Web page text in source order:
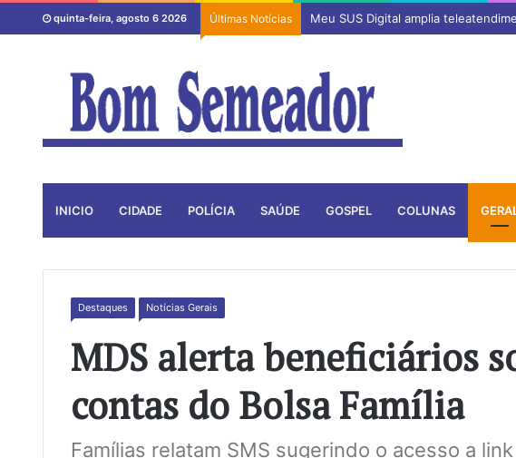
quinta-feira, agosto 6 2026 Últimas Notícias Meu SUS Digital amplia
INICIO CIDADE POLÍCIA SAÚDE GOSPEL COLUNAS
Destaques Notícias Gerais
MDS alerta beneficiários
contas do Bolsa Família
Famílias relatam SMS sugerindo o acesso a